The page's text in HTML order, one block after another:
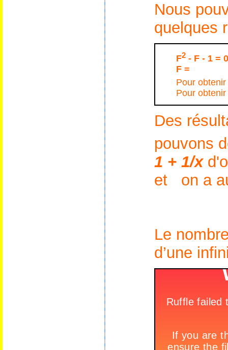
Nous
quelques
F2 - F - 1 = 0
F =
Pour
Pour
Des
pouvons
1 + 1/x
et on a
Le
d’une